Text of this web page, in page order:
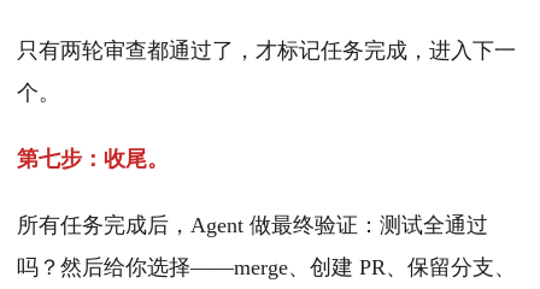
只有两轮审查都通过了，才标记任务完成，进入下一
个。
第七步：收尾。
所有任务完成后，Agent 做最终验证：测试全通过
吗？然后给你选择——merge、创建 PR、保留分支、